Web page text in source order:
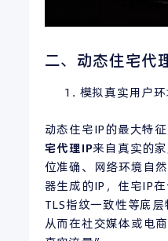
二、动态住宅代
模拟真实用户
动态住宅IP的最大特
宅代理IP来自真实的
位准确、网络环境自
器生成的IP，住宅IP在
TLS指纹一致性等底层
从而在社交媒体或电